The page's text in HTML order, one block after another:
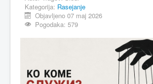
FELJTON
SPORT
PISMA ČITALACA
Kategorija: Rasejanje
Objavljeno 07 maj 2026
Pogodaka: 579